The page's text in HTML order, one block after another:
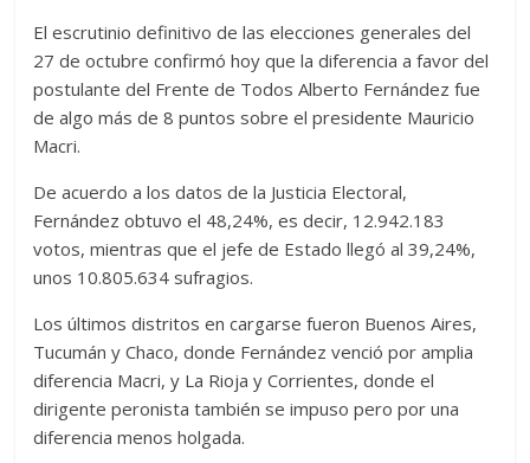
El escrutinio definitivo de las elecciones generales del
27 de octubre confirmó hoy que la diferencia a favor del
postulante del Frente de Todos Alberto Fernández fue
de algo más de 8 puntos sobre el presidente Mauricio
Macri.
De acuerdo a los datos de la Justicia Electoral,
Fernández obtuvo el 48,24%, es decir, 12.942.183
votos, mientras que el jefe de Estado llegó al 39,24%,
unos 10.805.634 sufragios.
Los últimos distritos en cargarse fueron Buenos Aires,
Tucumán y Chaco, donde Fernández venció por amplia
diferencia Macri, y La Rioja y Corrientes, donde el
dirigente peronista también se impuso pero por una
diferencia menos holgada.